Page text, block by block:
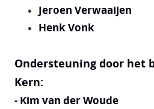
Jeroen Verwaaijen
Henk Vonk
Ondersteuning door het
Kern:
- Kim van der Woude